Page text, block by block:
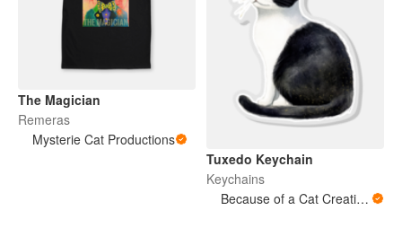
The Magician
Remeras
Mysterie Cat Productions
Tuxedo Keychain
Keychains
Because of a Cat Creations